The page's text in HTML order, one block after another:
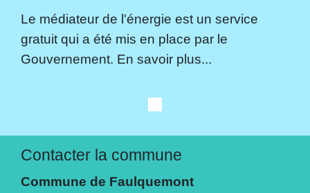
Le médiateur de l'énergie est un service
gratuit qui a été mis en place par le
Gouvernement. En savoir plus...
Contacter la commune
Commune de Faulquemont